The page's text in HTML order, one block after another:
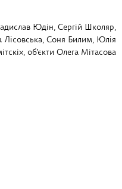
Юдін, Сергій Школяр,
Соня Билим, Юлія
об'єкти Олега Мітасова